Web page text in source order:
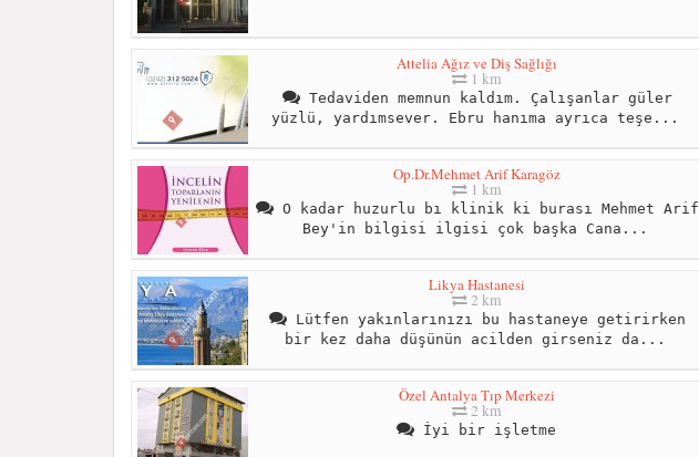
Attelia Ağız ve Diş Sağlığı
1 km
Tedaviden memnun kaldım. Çalışanlar güler
yüzlü, yardımsever. Ebru hanıma ayrıca teşe...
Op.Dr.Mehmet Arif Karagöz
1 km
O kadar huzurlu bı klinik ki burası Mehmet Arif
Bey'in bilgisi ilgisi çok başka Cana...
Likya Hastanesi
2 km
Lütfen yakınlarınızı bu hastaneye getirirken
bir kez daha düşünün acilden girseniz da...
Özel Antalya Tıp Merkezi
2 km
İyi bir işletme